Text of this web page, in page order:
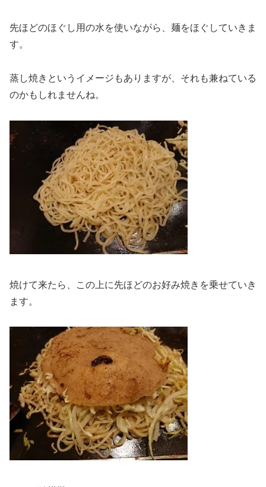
先ほどのほぐし用の水を使いながら、麺をほぐしていきま
す。
蒸し焼きというイメージもありますが、それも兼ねている
のかもしれませんね。
焼けて来たら、この上に先ほどのお好み焼きを乗せていき
ます。